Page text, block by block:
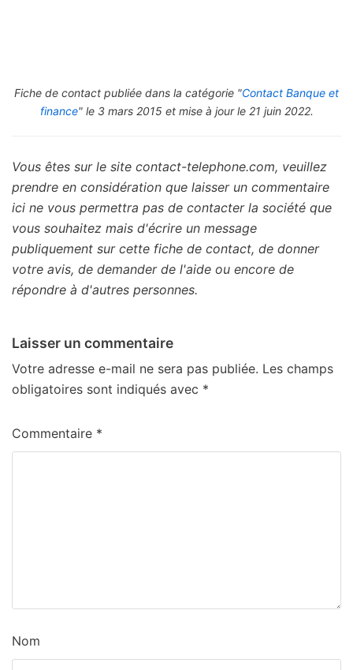
Fiche de contact publiée dans la catégorie "Contact Banque et
finance" le 3 mars 2015 et mise à jour le 21 juin 2022.
Vous êtes sur le site contact-telephone.com, veuillez
prendre en considération que laisser un commentaire
ici ne vous permettra pas de contacter la société que
vous souhaitez mais d'écrire un message
publiquement sur cette fiche de contact, de donner
votre avis, de demander de l'aide ou encore de
répondre à d'autres personnes.
Laisser un commentaire
Votre adresse e-mail ne sera pas publiée. Les champs
obligatoires sont indiqués avec *
Commentaire *
Nom